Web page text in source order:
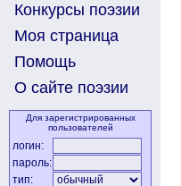
Конкурсы поэзии
Моя страница
Помощь
О сайте поэзии
Для зарегистрированных
пользователей
логин:
пароль:
тип: